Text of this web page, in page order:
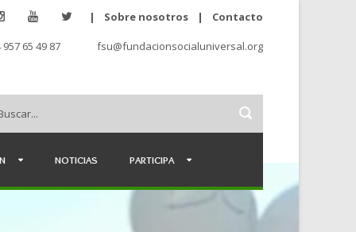
| Sobre nosotros | Contacto
65 49 87 fsu@fundacionsocialuniversal.org
NOTICIAS PARTICIPA